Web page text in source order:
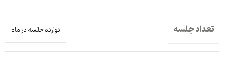
تعداد جلسه دوازده جلسه در ماه